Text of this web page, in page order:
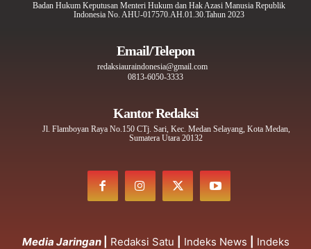
Badan Hukum Keputusan Menteri Hukum dan Hak Azasi Manusia Republik
Indonesia No. AHU-017570.AH.01.30.Tahun 2023
Email/Telepon
redaksiauraindonesia@gmail.com
0813-6050-3333
Kantor Redaksi
Jl. Flamboyan Raya No.150 CTj. Sari, Kec. Medan Selayang, Kota Medan,
Sumatera Utara 20132
Media Jaringan Redaksi Satu Indeks News
Indeks